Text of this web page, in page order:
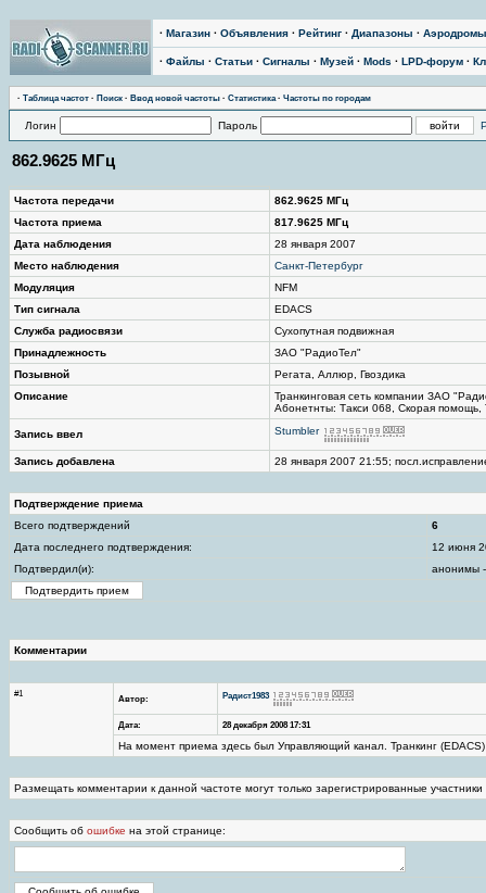
· Магазин · Объявления · Рейтинг · Диапазоны · Аэродромы
· Файлы · Статьи · Сигналы · Музей · Mods · LPD-форум ·
· Таблица частот · Поиск · Ввод новой частоты · Статистика· Частоты по городам
Логин Пароль
862.9625 МГц
Частота передачи
862.9625 МГц
Частота приема
817.9625 МГц
Дата наблюдения
28 января 2007
Место наблюдения
Санкт-Петербург
Модуляция
NFM
Тип сигнала
EDACS
Служба радиосвязи
Сухопутная подвижная
Принадлежность
ЗАО "РадиоТел"
Позывной
Регата, Аллюр, Гвоздика
Описание
Транкинговая сеть компании ЗАО
Абонетнты: Такси 068, Скорая помощь,
Запись ввел Stumbler
Запись добавлена 28 января 2007 21:55;
Подтверждение приема
Всего подтверждений
6
Дата последнего подтверждения:
12 июня
Подтвердил(и):
анонимы
Комментарии
#1 Автор: Радист1983
Дата: 28 декабря 2008 17:31
На момент приема здесь был Управляющий канал. Транкинг (EDACS)
Размещать комментарии к данной частоте могут только зарегистрированные
Сообщить об ошибке на этой странице: